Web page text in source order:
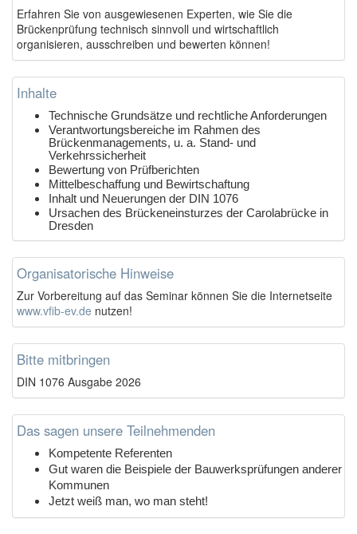
Erfahren Sie von ausgewiesenen Experten, wie Sie die
Brückenprüfung technisch sinnvoll und wirtschaftlich
organisieren, ausschreiben und bewerten können!
Inhalte
Technische Grundsätze und rechtliche Anforderungen
Verantwortungsbereiche im Rahmen des
Brückenmanagements, u. a. Stand- und
Verkehrssicherheit
Bewertung von Prüfberichten
Mittelbeschaffung und Bewirtschaftung
Inhalt und Neuerungen der DIN 1076
Ursachen des Brückeneinsturzes der Carolabrücke in
Dresden
Organisatorische Hinweise
Zur Vorbereitung auf das Seminar können Sie die Internetseite
www.vfib-ev.de nutzen!
Bitte mitbringen
DIN 1076 Ausgabe 2026
Das sagen unsere Teilnehmenden
Kompetente Referenten
Gut waren die Beispiele der Bauwerksprüfungen anderer
Kommunen
Jetzt weiß man, wo man steht!